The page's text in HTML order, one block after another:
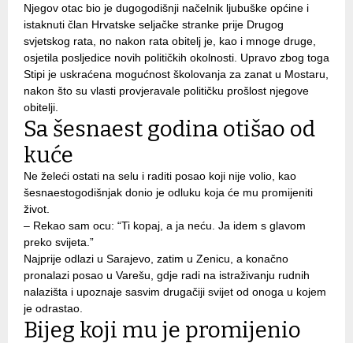
Njegov otac bio je dugogodišnji načelnik ljubuške općine i
istaknuti član Hrvatske seljačke stranke prije Drugog
svjetskog rata, no nakon rata obitelj je, kao i mnoge druge,
osjetila posljedice novih političkih okolnosti. Upravo zbog toga
Stipi je uskraćena mogućnost školovanja za zanat u Mostaru,
nakon što su vlasti provjeravale političku prošlost njegove
obitelji.
Sa šesnaest godina otišao od
kuće
Ne želeći ostati na selu i raditi posao koji nije volio, kao
šesnaestogodišnjak donio je odluku koja će mu promijeniti
život.
– Rekao sam ocu: “Ti kopaj, a ja neću. Ja idem s glavom
preko svijeta.”
Najprije odlazi u Sarajevo, zatim u Zenicu, a konačno
pronalazi posao u Varešu, gdje radi na istraživanju rudnih
nalazišta i upoznaje sasvim drugačiji svijet od onoga u kojem
je odrastao.
Bijeg koji mu je promijenio